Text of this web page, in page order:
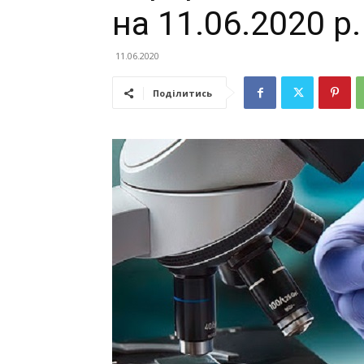
на 11.06.2020 р.
11.06.2020
Поділитись